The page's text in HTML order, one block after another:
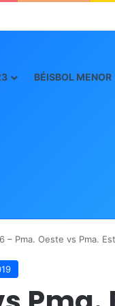
BÉISBOL MENOR
– Pma. Oeste vs Pma.